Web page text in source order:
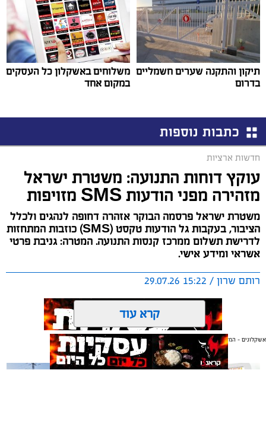
תיקון והתקנה שערים חשמליים
בדרום
משלוחים באשקלון כל העסקים
במקום אחד
כתבות נוספות
חדשות ארציות
עוקץ דוחות התנועה: משטרת ישראל
מזהירה מפני הודעות SMS מזויפות
משטרת ישראל פרסמה הבוקר אזהרה דחופה לנהגים ולכלל
הציבור, בעקבות גל הודעות טקסט (SMS) כוזבות המתחזות
לדרישת תשלום ממרכז קנסות התנועה. המטרה: גניבת פרטי
אשראי ומידע אישי.
רותם שרון / 15:22 29.07.26
תגים:משטרת ישראל
קרא עוד
אשקלונים - המקומון היומי של אשקלון באינטרנט
אולי יעניין אותך גם